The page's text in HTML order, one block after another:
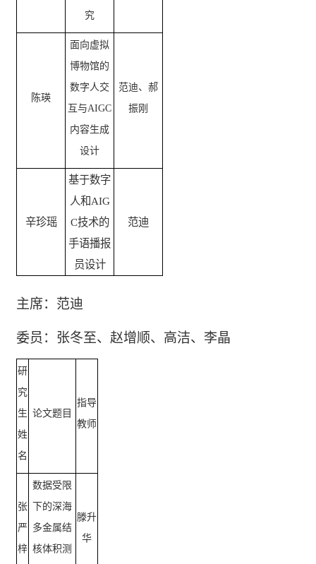
究
陈瑛
面向虚拟
博物馆的
数字人交
互与AIGC
内容生成
设计
范迪、郝
振刚
辛珍瑶
基于数字
人和AIG
C技术的
手语播报
员设计
范迪
主席：范迪
委员：张冬至、赵增顺、高洁、李晶
研
究
生
姓
名
论文题目
指导
教师
张
严
梓
数据受限
下的深海
多金属结
核体积测
滕升
华